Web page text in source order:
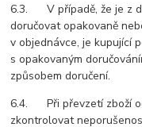
6.3. V případě, že je z
doručovat opakovaně
v objednávce, je kupující
s opakovaným
způsobem doručení.
6.4. Při převzetí zboží
zkontrolovat